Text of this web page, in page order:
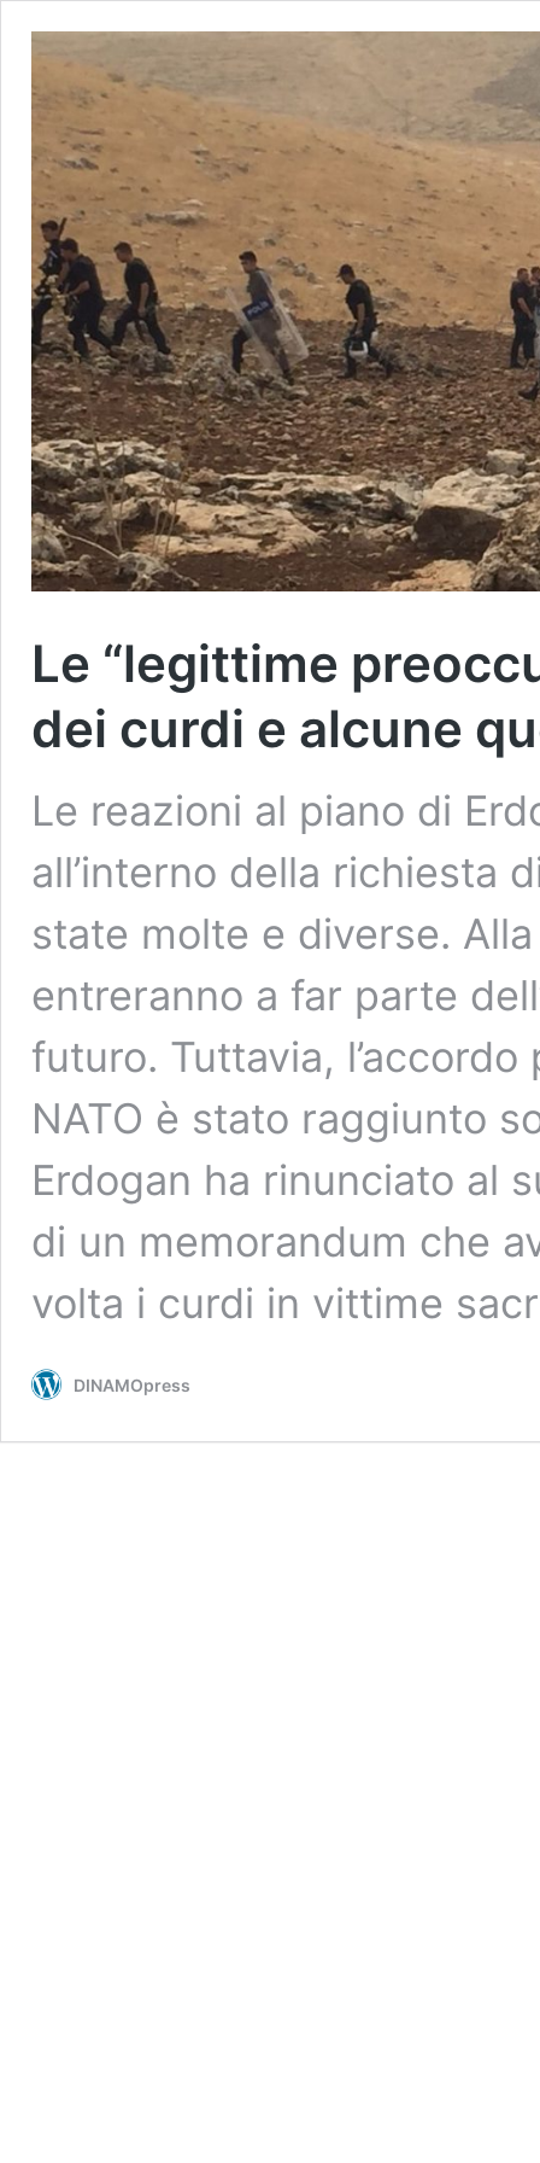
Le “legittime
dei curdi e alcune
Le reazioni al piano di
all’interno della richiesta
state molte e diverse.
entreranno a far parte
futuro. Tuttavia, l’accordo
NATO è stato raggiunto
Erdogan ha rinunciato al
di un memorandum che
volta i curdi in vittime
DINAMOpress